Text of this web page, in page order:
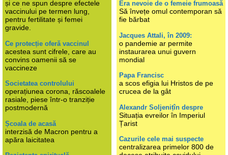
și ce ne spun despre efectele
vaccinului pe termen lung,
pentru fertilitate și femei
gravide.
Ce protecție oferă vaccinul
acestea sunt cifrele, care au
convins oamenii să se
vaccineze
Societatea controlului
operațiunea corona, răscoalele
rasiale, piese într-o tranziție
postmodernă
Școala de acasă
interzisă de Macron pentru a
apăra laicitatea
Era nevoie de o femeie frumoasă
Să învețe omul contemporan să
fie bărbat
Jacques Attali, în 2009:
o pandemie ar permite
instaurarea unui guvern
mondial
Papa Francisc
a scos efigia lui Hristos de pe
crucea de la gât
Alexandr Soljenițîn despre
Situația evreilor în Imperiul
Țarist
Cazurile cele mai suspecte
centralizarea primelor 800 de